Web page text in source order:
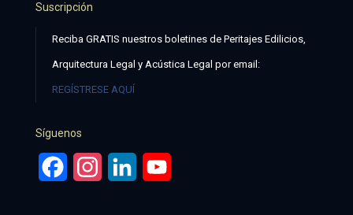
Suscripción
Reciba GRATIS nuestros boletines de Peritajes Edilicios,
Arquitectura Legal y Acústica Legal por email:
REGÍSTRESE AQUÍ
Síguenos
FacebookInstagramLinkedIn